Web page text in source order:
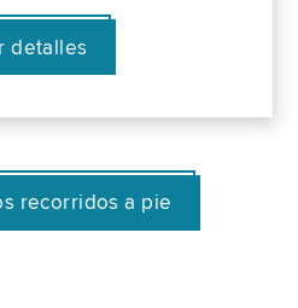
detalles
recorridos a pie